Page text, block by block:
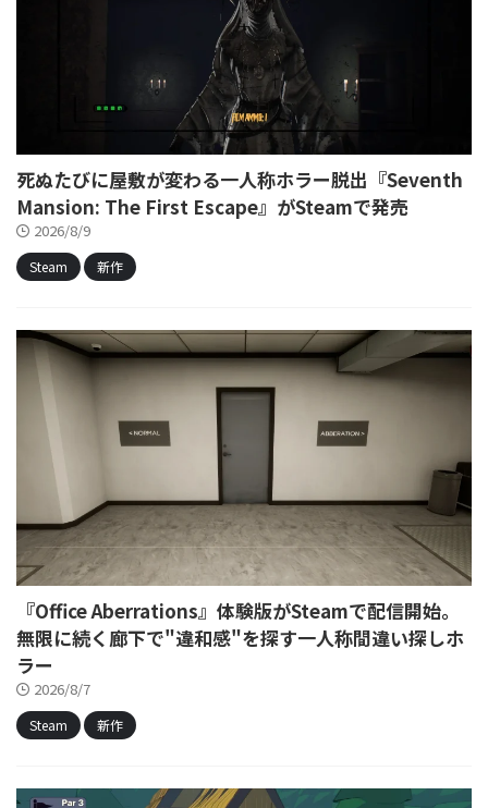
死ぬたびに屋敷が変わる一人称ホラー脱出『Seventh
Mansion: The First Escape』がSteamで発売
2026/8/9
Steam 新作
『Office Aberrations』体験版がSteamで配信開始。
無限に続く廊下で"違和感"を探す一人称間違い探しホ
ラー
2026/8/7
Steam 新作